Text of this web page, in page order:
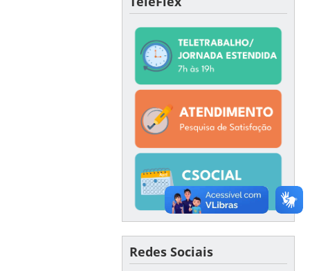
Redes Sociais